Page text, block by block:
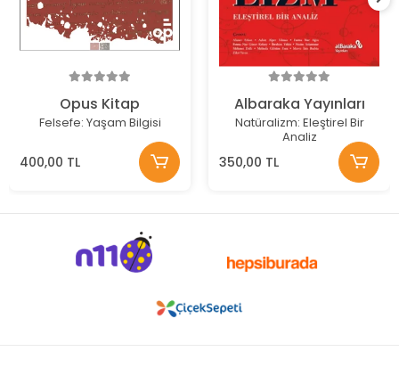
Opus Kitap
Felsefe: Yaşam Bilgisi
400,00 TL
Albaraka Yayınları
Natüralizm: Eleştirel Bir
Analiz
350,00 TL